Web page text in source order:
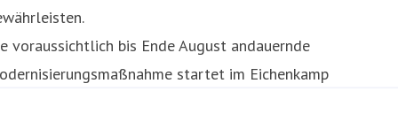
voraussichtlich bis Ende August andauernde
startet im Eichenkamp